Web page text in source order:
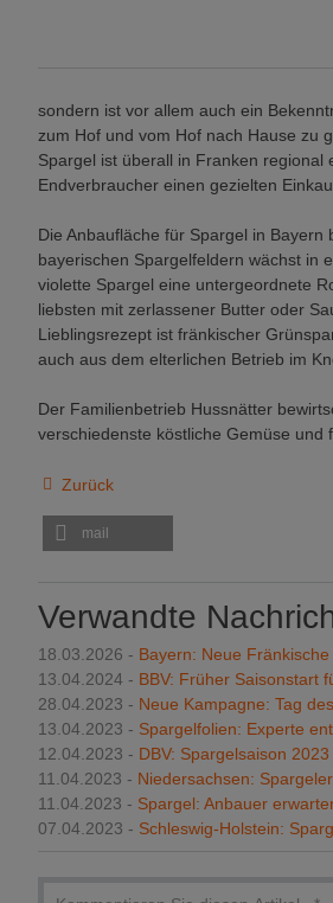
sondern ist vor allem auch ein
zum Hof und vom Hof nach Hause zu
Spargel ist überall in Franken regional
Endverbraucher einen gezielten
Die Anbaufläche für Spargel in
bayerischen Spargelfeldern wächst in
violette Spargel eine untergeordnete
liebsten mit zerlassener Butter oder
Lieblingsrezept ist fränkischer
auch aus dem elterlichen Betrieb im
Der Familienbetrieb Hussnätter
verschiedenste köstliche Gemüse und
Zurück
mail
Verwandte
18.03.2026 - Bayern: Neue Fränkische
13.04.2024 - BBV: Früher Saisonstart
28.04.2023 - Neue Kampagne: Tag
13.04.2023 - Spargelfolien: Experte
12.04.2023 - DBV: Spargelsaison
11.04.2023 - Niedersachsen:
11.04.2023 - Spargel: Anbauer
07.04.2023 - Schleswig-Holstein: